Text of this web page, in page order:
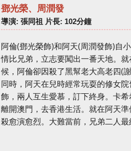
鄧光榮、周潤發
導演: 張同祖 片長: 102分鐘
阿倫(鄧光榮飾)和阿天(周潤發飾)自
情比兄弟，立志要闖出一番天地。
候，阿倫卻因殺了黑幫老大高老四(
同時，阿天在兒時經常玩耍的修女
飾，兩人互生愛慕，訂下終身。卡
離開澳門，去香港生活。就在阿天
殺愈演愈烈。大難當前，兄弟二人